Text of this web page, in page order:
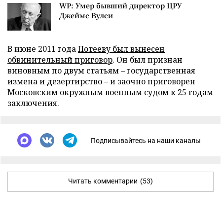
WP: Умер бывший директор ЦРУ
Джеймс Вулси
В июне 2011 годаПотееву был вынесен
обвинительный приговор. Он был признан
виновным по двум статьям – государственная
измена и дезертирство – и заочно приговорен
Московским окружным военным судом к 25 годам
заключения.
Подписывайтесь на наши каналы
Читать комментарии (53)